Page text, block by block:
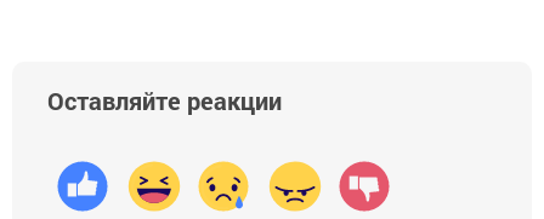
Оставляйте реакции